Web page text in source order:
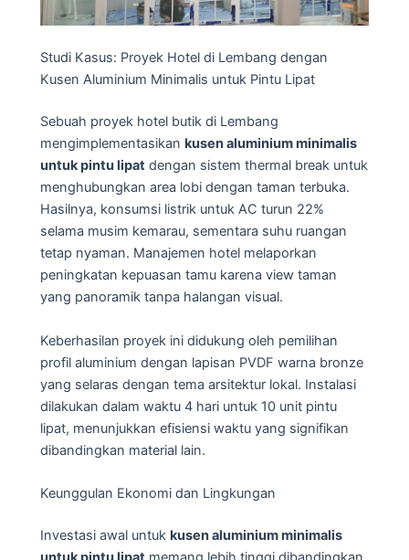
Studi Kasus: Proyek Hotel di Lembang dengan
Kusen Aluminium Minimalis untuk Pintu Lipat
Sebuah proyek hotel butik di Lembang
mengimplementasikan kusen aluminium minimalis
untuk pintu lipat dengan sistem thermal break untuk
menghubungkan area lobi dengan taman terbuka.
Hasilnya, konsumsi listrik untuk AC turun 22%
selama musim kemarau, sementara suhu ruangan
tetap nyaman. Manajemen hotel melaporkan
peningkatan kepuasan tamu karena view taman
yang panoramik tanpa halangan visual.
Keberhasilan proyek ini didukung oleh pemilihan
profil aluminium dengan lapisan PVDF warna bronze
yang selaras dengan tema arsitektur lokal. Instalasi
dilakukan dalam waktu 4 hari untuk 10 unit pintu
lipat, menunjukkan efisiensi waktu yang signifikan
dibandingkan material lain.
Keunggulan Ekonomi dan Lingkungan
Investasi awal untuk kusen aluminium minimalis